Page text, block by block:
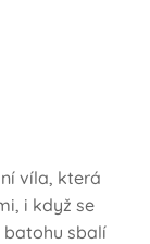
víla, která
i když se
batohu sbalí